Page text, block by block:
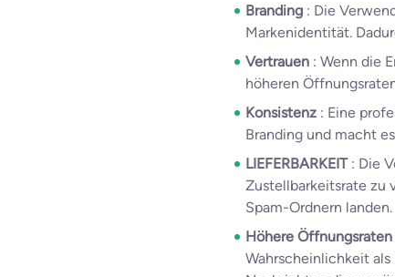
Branding : Die
Markenidentität.
Vertrauen : Wenn die
höheren
Konsistenz : Eine
Branding und macht
LIEFERBARKEIT : Die
Zustellbarkeitsrate zu
Spam-Ordnern landen.
Höhere Öffnungsraten
Wahrscheinlichkeit